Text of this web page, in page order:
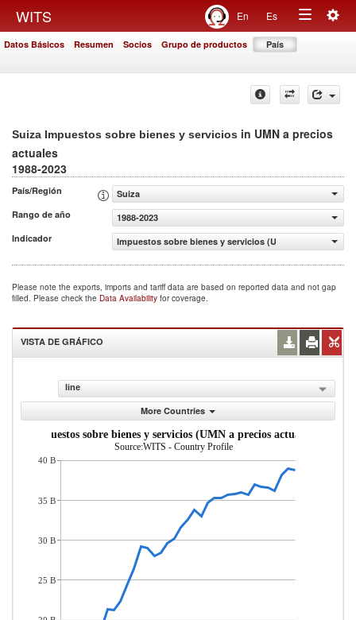
WITS En Es
Toggle
Datos Básicos Resumen Socios Grupo de productos País
Suiza Impuestos sobre bienes y servicios in UMN a precios
actuales
1988-2023
País/Región
Suiza
Rango de año
1988-2023
Indicador
Impuestos sobre bienes y servicios (UMN a precios
Please note the exports, imports and tariff data are based on reported data and not gap
filled. Please check the Data Availability for coverage.
VISTA DE GRÁFICO
line
More Countries
Impuestos sobre bienes y servicios (UMN a precios actuales)
Source:WITS - Country Profile
40 B
35 B
30 B
25 B